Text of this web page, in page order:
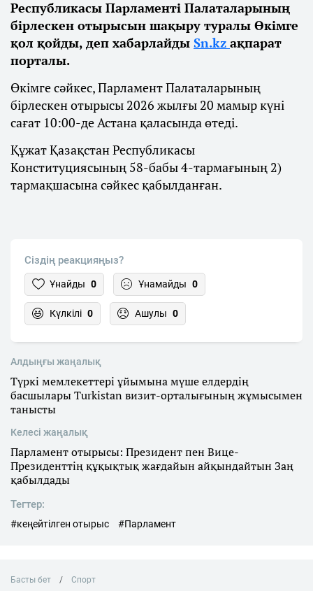
Республикасы Парламенті Палаталарының
бірлескен отырысын шақыру туралы Өкімге
қол қойды, деп хабарлайды Sn.kz ақпарат
порталы.
Өкімге сәйкес, Парламент Палаталарының
бірлескен отырысы 2026 жылғы 20 мамыр күні
сағат 10:00-де Астана қаласында өтеді.
Құжат Қазақстан Республикасы
Конституциясының 58-бабы 4-тармағының 2)
тармақшасына сәйкес қабылданған.
Сіздің реакцияңыз?
Ұнайды 0 Ұнамайды 0
Күлкілі 0 Ашулы 0
Алдыңғы жаңалық
Түркі мемлекеттері ұйымына мүше елдердің
басшылары Turkistan визит-орталығының жұмысымен
танысты
Келесі жаңалық
Парламент отырысы: Президент пен Вице-
Президенттің құқықтық жағдайын айқындайтын Заң
қабылдады
Тегтер:
#кеңейтілген отырыс #Парламент
Басты бет Спорт